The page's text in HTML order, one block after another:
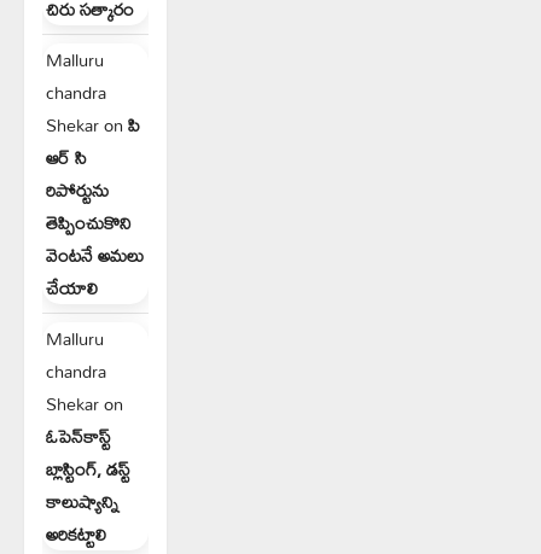
చిరు సత్కారం
Malluru
chandra
Shekaronపి
ఆర్ సి
రిపోర్టును
తెప్పించుకొని
వెంటనే అమలు
చేయాలి
Malluru
chandra
Shekaron
ఓపెన్‌కాస్ట్
బ్లాస్టింగ్, డస్ట్
కాలుష్యాన్ని
అరికట్టాలి